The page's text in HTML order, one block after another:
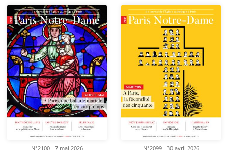
N°2100 - 7 mai 2026 N°2099 - 30 avril 2026